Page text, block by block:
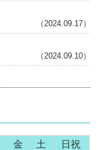
（2024.09.17）
（2024.09.10）
金 土
日祝